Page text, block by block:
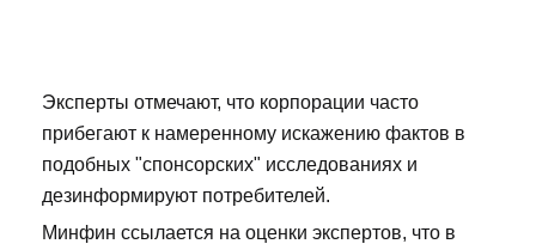
Эксперты отмечают, что корпорации часто
прибегают к намеренному искажению фактов в
подобных "спонсорских" исследованиях и
дезинформируют потребителей.
Минфин ссылается на оценки экспертов, что в